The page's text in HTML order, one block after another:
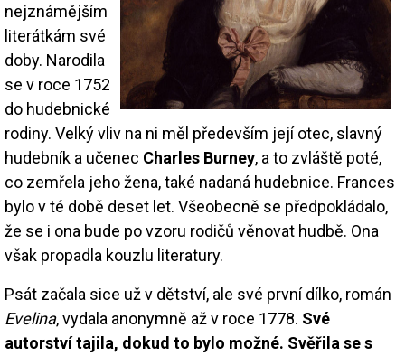
nejznámějším
literátkám své
doby. Narodila
se v roce 1752
do hudebnické
rodiny. Velký vliv na ni měl především její otec, slavný
hudebník a učenec Charles Burney, a to zvláště poté,
co zemřela jeho žena, také nadaná hudebnice. Frances
bylo v té době deset let. Všeobecně se předpokládalo,
že se i ona bude po vzoru rodičů věnovat hudbě. Ona
však propadla kouzlu literatury.
Psát začala sice už v dětství, ale své první dílko, román
Evelina, vydala anonymně až v roce 1778. Své
autorství tajila, dokud to bylo možné. Svěřila se s